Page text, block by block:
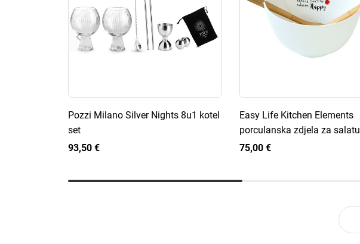
Pozzi Milano Silver Nights 8u1 kotel
set
93,50 €
Easy Life Kitchen Elements
porculanska zdjela za salatu
75,00 €